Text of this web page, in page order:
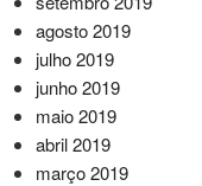
agosto 2019
julho 2019
junho 2019
maio 2019
abril 2019
março 2019